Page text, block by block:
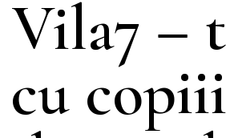
Vila7 –
cu